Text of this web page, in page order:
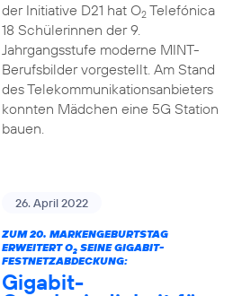
der Initiative D21 hat O2Telefónica
18 Schülerinnen der 9.
Jahrgangsstufe moderne MINT-
Berufsbilder vorgestellt. Am Stand
des Telekommunikationsanbieters
konnten Mädchen eine 5G Station
bauen.
26. April 2022
ZUM 20. MARKENGEBURTSTAG
ERWEITERT O2SEINE GIGABIT-
FESTNETZABDECKUNG:
Gigabit-